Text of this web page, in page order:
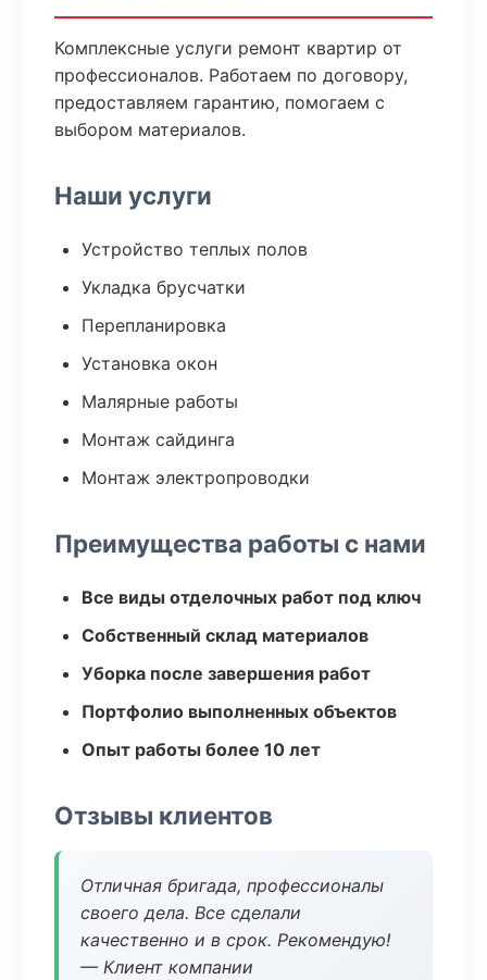
Комплексные услуги ремонт квартир от
профессионалов. Работаем по договору,
предоставляем гарантию, помогаем с
выбором материалов.
Наши услуги
Устройство теплых полов
Укладка брусчатки
Перепланировка
Установка окон
Малярные работы
Монтаж сайдинга
Монтаж электропроводки
Преимущества работы с нами
Все виды отделочных работ под ключ
Собственный склад материалов
Уборка после завершения работ
Портфолио выполненных объектов
Опыт работы более 10 лет
Отзывы клиентов
Отличная бригада, профессионалы
своего дела. Все сделали
качественно и в срок. Рекомендую!
— Клиент компании